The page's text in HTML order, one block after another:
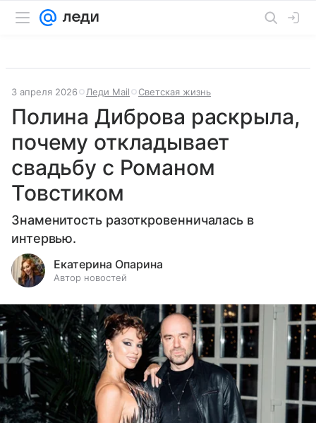
3 апреля 2026 Леди Mail Светская жизнь
Полина Диброва раскрыла,
почему откладывает
свадьбу с Романом
Товстиком
Знаменитость разоткровенничалась в
интервью.
Екатерина Опарина
Автор новостей